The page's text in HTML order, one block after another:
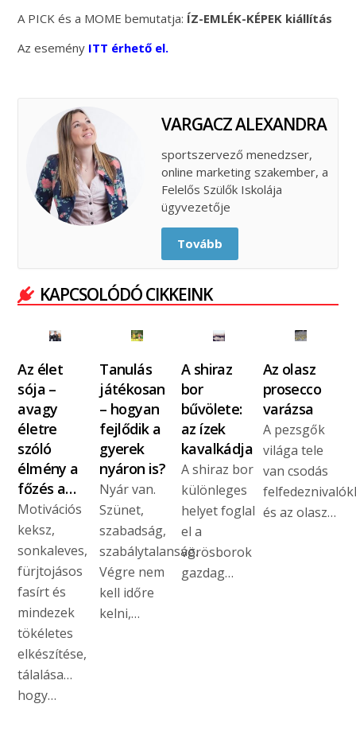
A PICK és a MOME bemutatja: ÍZ-EMLÉK-KÉPEK kiállítás
Az esemény ITT érhető el.
VARGACZ ALEXANDRA
sportszervező menedzser,
online marketing szakember, a
Felelős Szülők Iskolája
ügyvezetője
Tovább
KAPCSOLÓDÓ CIKKEINK
Az élet
sója –
avagy
életre
szóló
élmény a
főzés a…
Motivációs
keksz,
sonkaleves,
fürjtojásos
fasírt és
mindezek
tökéletes
elkészítése,
tálalása…
hogy…
Tanulás
játékosan
– hogyan
fejlődik a
gyerek
nyáron is?
Nyár van.
Szünet,
szabadság,
szabálytalanság.
Végre nem
kell időre
kelni,…
A shiraz
bor
bűvölete:
az ízek
kavalkádja
A shiraz bor
különleges
helyet foglal
el a
vörösborok
gazdag…
Az olasz
prosecco
varázsa
A pezsgők
világa tele
van csodás
és az olasz…